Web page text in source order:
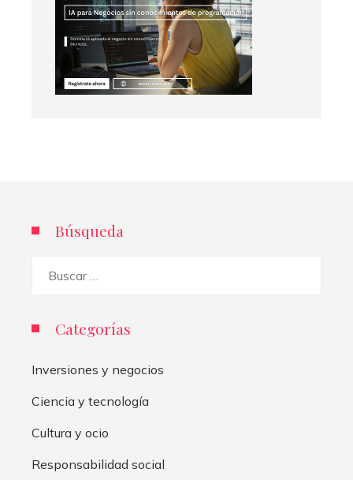
Búsqueda
Categorías
Inversiones y negocios
Ciencia y tecnología
Cultura y ocio
Responsabilidad social